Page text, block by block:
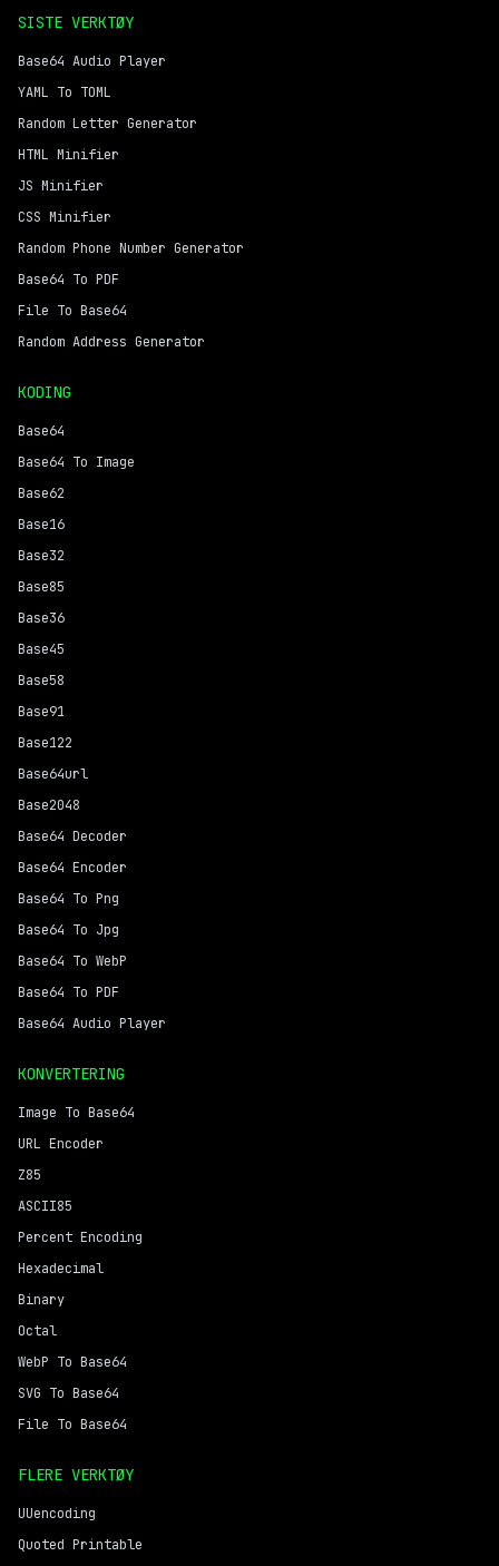
SISTE VERKTØY
Base64 Audio Player
YAML To TOML
Random Letter Generator
HTML Minifier
JS Minifier
CSS Minifier
Random Phone Number Generator
Base64 To PDF
File To Base64
Random Address Generator
KODING
Base64
Base64 To Image
Base62
Base16
Base32
Base85
Base36
Base45
Base58
Base91
Base122
Base64url
Base2048
Base64 Decoder
Base64 Encoder
Base64 To Png
Base64 To Jpg
Base64 To WebP
Base64 To PDF
Base64 Audio Player
KONVERTERING
Image To Base64
URL Encoder
Z85
ASCII85
Percent Encoding
Hexadecimal
Binary
Octal
WebP To Base64
SVG To Base64
File To Base64
FLERE VERKTØY
UUencoding
Quoted Printable